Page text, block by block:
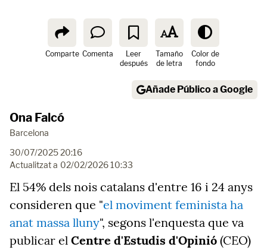
Comparte Comenta
Leer
después
Tamaño
de letra
Color de
fondo
Añade Público a Google
Ona Falcó
Barcelona
30/07/2025 20:16
Actualitzat a 02/02/2026 10:33
El 54% dels nois catalans d'entre 16 i 24 anys
consideren que "el moviment feminista ha
anat massa lluny", segons l'enquesta que va
publicar el Centre d'Estudis d'Opinió (CEO)